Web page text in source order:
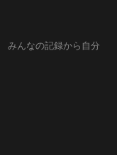
みんなの記録から自分